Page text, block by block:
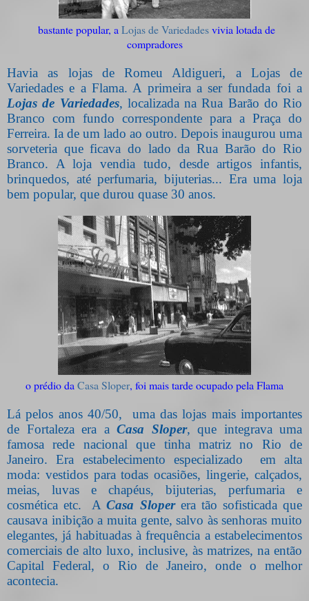
bastante popular, a Lojas de Variedadesvivia lotada de
compradores
Havia as lojas de Romeu Aldigueri, a Lojas de
Variedades e a Flama. A primeira a ser fundada foi a
Lojas de Variedades, localizada na Rua Barão do Rio
Branco com fundo correspondente para a Praça do
Ferreira. Ia de um lado ao outro. Depois inaugurou uma
sorveteria que ficava do lado da Rua Barão do Rio
Branco. A loja vendia tudo, desde artigos infantis,
brinquedos, até perfumaria, bijuterias... Era uma loja
bem popular, que durou quase 30 anos.
o prédio da Casa Sloper, foi mais tarde ocupado pela Flama
Lá pelos anos 40/50, uma das lojas mais importantes
de Fortaleza era a Casa Sloper, que integrava uma
famosa rede nacional que tinha matriz no Rio de
Janeiro. Era estabelecimento especializado
em alta
moda: vestidos para todas ocasiões, lingerie, calçados,
meias, luvas e chapéus, bijuterias, perfumaria e
cosmética etc.
ACasa Sloperera tão sofisticada que
causava inibição a muita gente, salvo às senhoras muito
elegantes, já habituadas à frequência a estabelecimentos
comerciais de alto luxo, inclusive, às matrizes, na então
Capital Federal, o Rio de Janeiro, onde o melhor
acontecia.